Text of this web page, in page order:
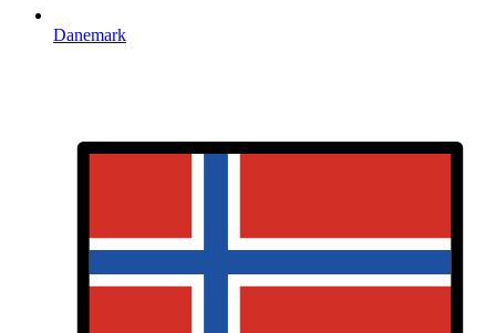
Danemark